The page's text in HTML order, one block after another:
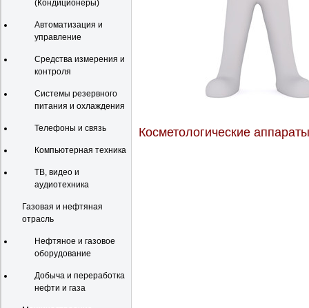
(Кондиционеры)
Автоматизация и
управление
Средства измерения и
контроля
Системы резервного
питания и охлаждения
Телефоны и связь
Компьютерная техника
ТВ, видео и
аудиотехника
Газовая и нефтяная
отрасль
Нефтяное и газовое
оборудование
Добыча и переработка
нефти и газа
Косметологические